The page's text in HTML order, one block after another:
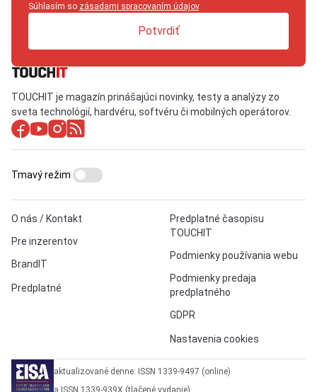
Súhlasím so zásadami spracovaním údajov.
Potvrdiť
TOUCHIT je magazín prinášajúci novinky, testy a analýzy zo
sveta technológií, hardvéru, softvéru či mobilných operátorov.
O nás / Kontakt
Pre inzerentov
BrandIT
Predplatné
Predplatné časopisu
TOUCHIT
Podmienky používania webu
Podmienky predaja
predplatného
GDPR
Nastavenia cookies
Tmavý režim
aktualizované denne: ISSN 1339-9497 (online)
a ISSN 1339-939X (tlačené vydanie)